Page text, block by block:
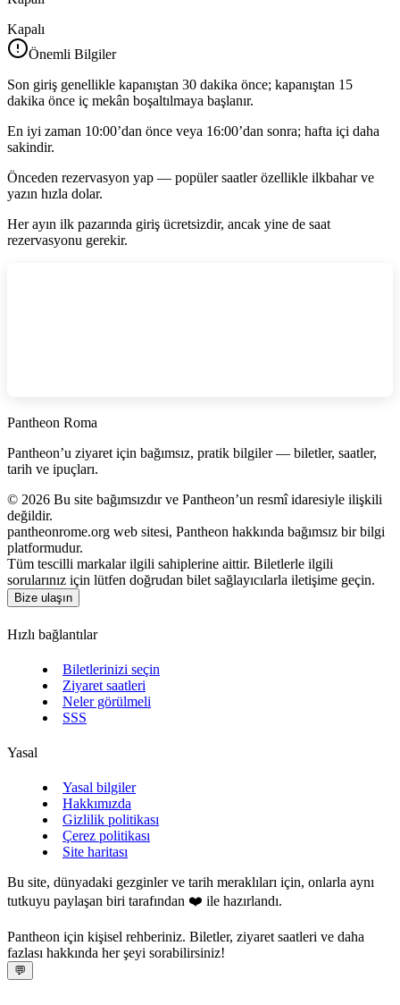
Kapalı
Önemli Bilgiler
Son giriş genellikle kapanıştan 30 dakika önce; kapanıştan 15
dakika önce iç mekân boşaltılmaya başlanır.
En iyi zaman 10:00’dan önce veya 16:00’dan sonra; hafta içi daha
sakindir.
Önceden rezervasyon yap — popüler saatler özellikle ilkbahar ve
yazın hızla dolar.
Her ayın ilk pazarında giriş ücretsizdir, ancak yine de saat
rezervasyonu gerekir.
Pantheon Roma
Pantheon’u ziyaret için bağımsız, pratik bilgiler — biletler, saatler,
tarih ve ipuçları.
© 2026 Bu site bağımsızdır ve Pantheon’un resmî idaresiyle ilişkili
değildir.
pantheonrome.org web sitesi, Pantheon hakkında bağımsız bir bilgi
platformudur.
Tüm tescilli markalar ilgili sahiplerine aittir. Biletlerle ilgili
sorularınız için lütfen doğrudan bilet sağlayıcılarla iletişime geçin.
Bize ulaşın
Hızlı bağlantılar
Biletlerinizi seçin
Ziyaret saatleri
Neler görülmeli
SSS
Yasal
Yasal bilgiler
Hakkımızda
Gizlilik politikası
Çerez politikası
Site haritası
Bu site, dünyadaki gezginler ve tarih meraklıları için, onlarla aynı
tutkuyu paylaşan biri tarafından ❤️ ile hazırlandı.
Pantheon için kişisel rehberiniz. Biletler, ziyaret saatleri ve daha
fazlası hakkında her şeyi sorabilirsiniz!
💬